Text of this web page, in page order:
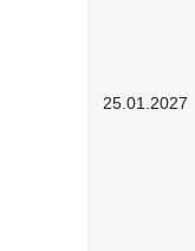
25.01.2027